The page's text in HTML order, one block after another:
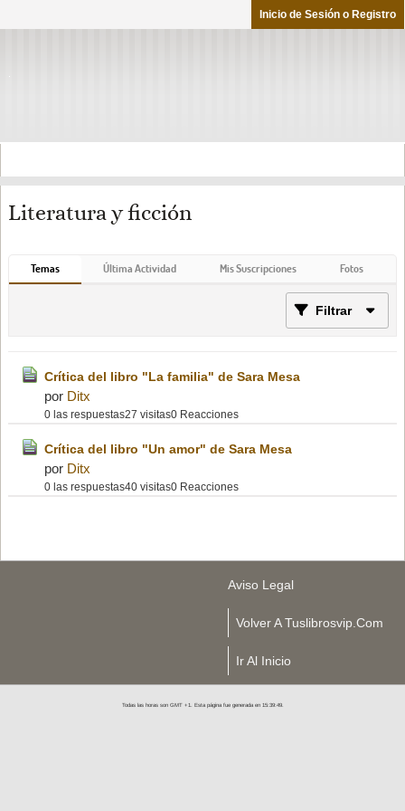
Inicio de Sesión o Registro
Literatura y ficción
Temas Última Actividad Mis Suscripciones Fotos
Filtrar
Crítica del libro "La familia" de Sara Mesa
por Ditx
0 las respuestas27 visitas0 Reacciones
Crítica del libro "Un amor" de Sara Mesa
por Ditx
0 las respuestas40 visitas0 Reacciones
Aviso Legal
Volver A Tuslibrosvip.com
Ir Al Inicio
Todas las horas son GMT +1. Esta página fue generada en 15:39:49.